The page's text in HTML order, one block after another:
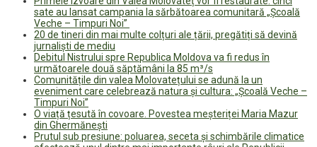
sate au lansat campania la sărbătoarea comunitară „Școală
Veche – Timpuri Noi”
20 de tineri din mai multe colțuri ale țării, pregătiți să devină
jurnaliști de mediu
Debitul Nistrului spre Republica Moldova va fi redus în
următoarele două săptămâni la 85 m³/s
Comunitățile din valea Molovatețului se adună la un
eveniment care celebrează natura și cultura: „Școală Veche –
Timpuri Noi”
O viață țesută în covoare. Povestea meșteriței Maria Mazur
din Ghermănești
Prutul sub presiune: poluarea, seceta și schimbările climatice